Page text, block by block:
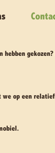
gekozen?
we op een relatief